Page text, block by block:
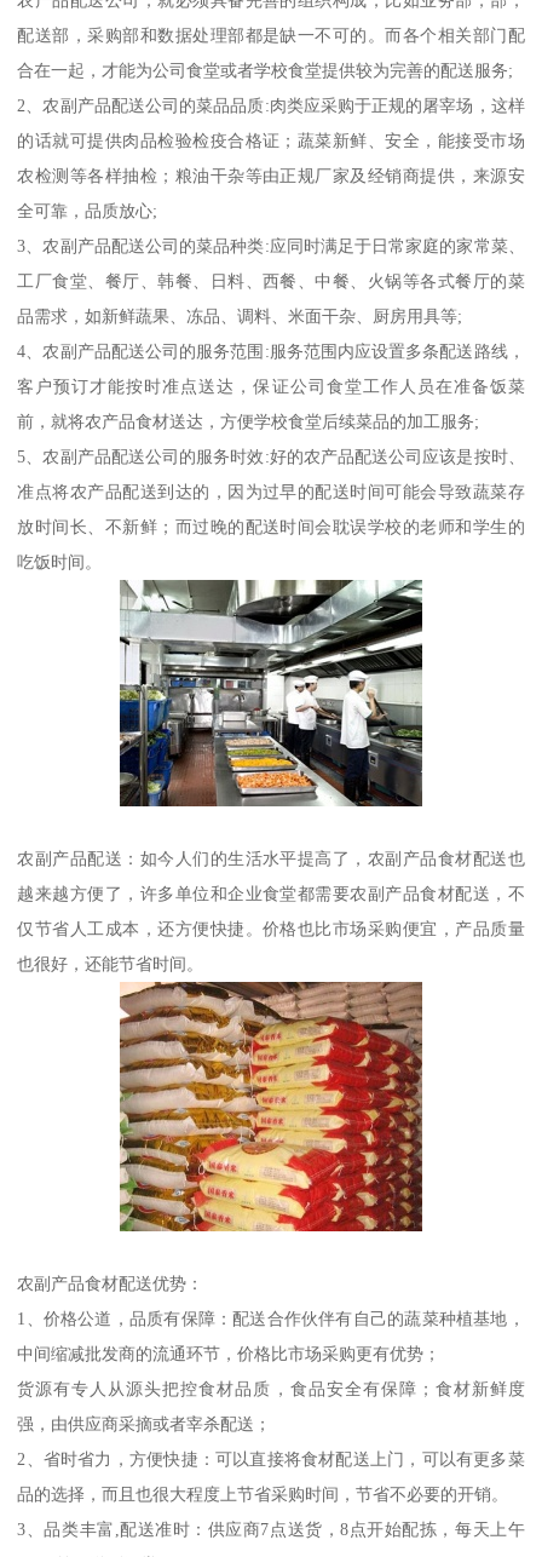
配送部，采购部和数据处理部都是缺一不可的。而各个相关部门配
合在一起，才能为公司食堂或者学校食堂提供较为完善的配送服务;
2、农副产品配送公司的菜品品质:肉类应采购于正规的屠宰场，这样
的话就可提供肉品检验检疫合格证；蔬菜新鲜、安全，能接受市场
农检测等各样抽检；粮油干杂等由正规厂家及经销商提供，来源安
全可靠，品质放心;
3、农副产品配送公司的菜品种类:应同时满足于日常家庭的家常菜、
工厂食堂、餐厅、韩餐、日料、西餐、中餐、火锅等各式餐厅的菜
品需求，如新鲜蔬果、冻品、调料、米面干杂、厨房用具等;
4、农副产品配送公司的服务范围:服务范围内应设置多条配送路线，
客户预订才能按时准点送达，保证公司食堂工作人员在准备饭菜
前，就将农产品食材送达，方便学校食堂后续菜品的加工服务;
5、农副产品配送公司的服务时效:好的农产品配送公司应该是按时、
准点将农产品配送到达的，因为过早的配送时间可能会导致蔬菜存
放时间长、不新鲜；而过晚的配送时间会耽误学校的老师和学生的
吃饭时间。
农副产品配送：如今人们的生活水平提高了，农副产品食材配送也
越来越方便了，许多单位和企业食堂都需要农副产品食材配送，不
仅节省人工成本，还方便快捷。价格也比市场采购便宜，产品质量
也很好，还能节省时间。
农副产品食材配送优势：
1、价格公道，品质有保障：配送合作伙伴有自己的蔬菜种植基地，
中间缩减批发商的流通环节，价格比市场采购更有优势；
货源有专人从源头把控食材品质，食品安全有保障；食材新鲜度
强，由供应商采摘或者宰杀配送；
2、省时省力，方便快捷：可以直接将食材配送上门，可以有更多菜
品的选择，而且也很大程度上节省采购时间，节省不必要的开销。
3、品类丰富,配送准时：供应商7点送货，8点开始配拣，每天上午